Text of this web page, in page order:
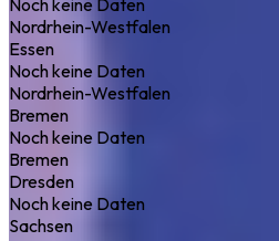
Nordrhein-Westfalen
Essen
Noch keine Daten
Nordrhein-Westfalen
Bremen
Noch keine Daten
Bremen
Dresden
Noch keine Daten
Sachsen